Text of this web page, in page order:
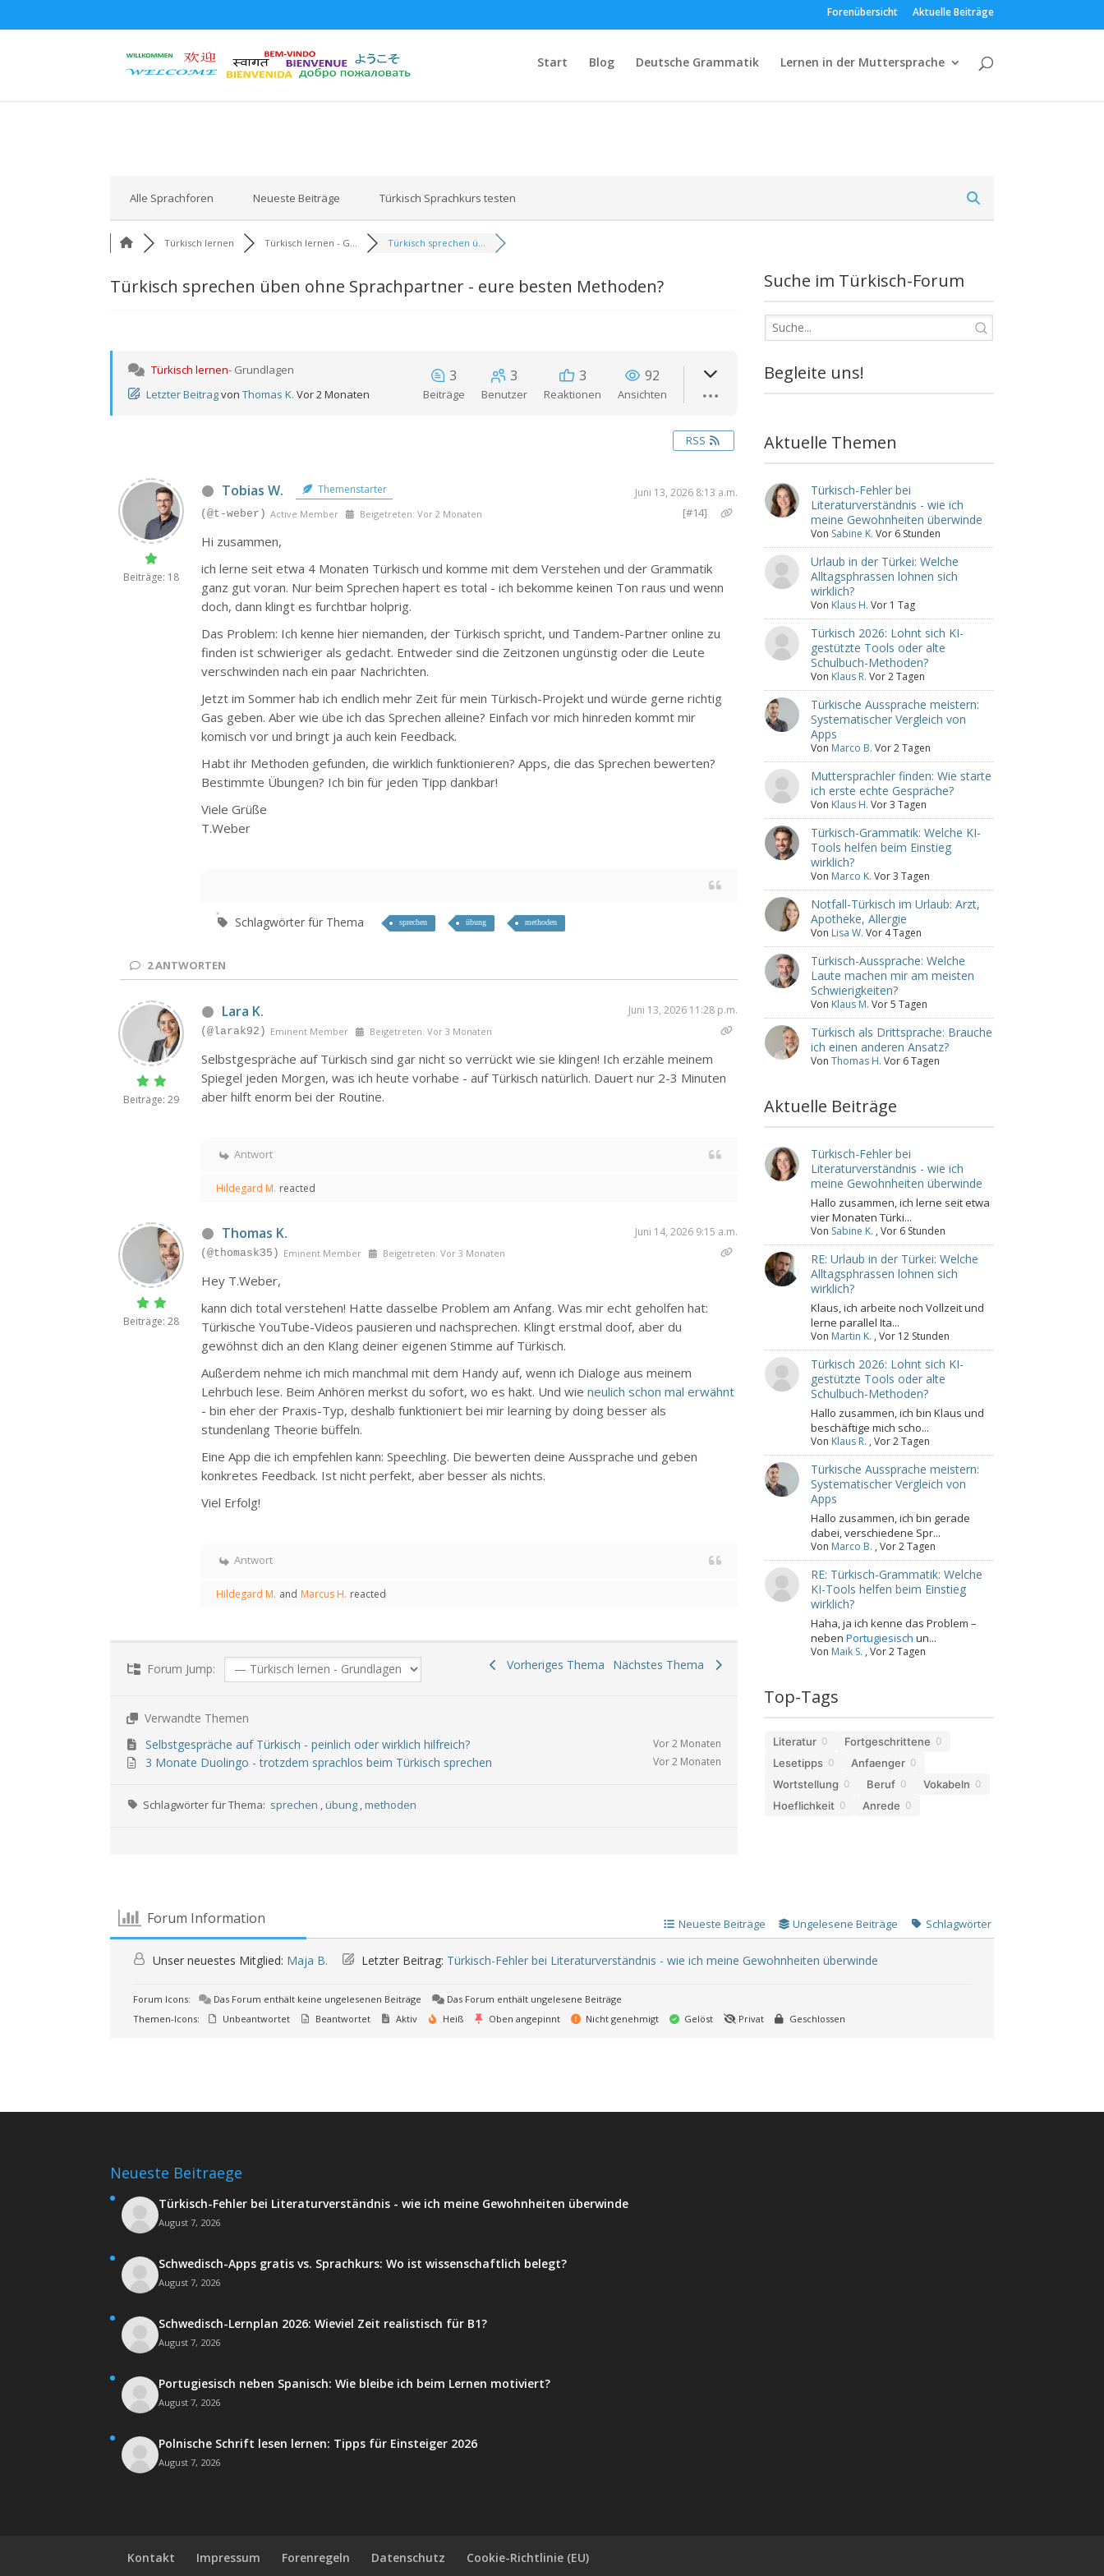
Forenübersicht Aktuelle Beiträge
Start Blog Deutsche Grammatik Lernen in der Muttersprache
Alle Sprachforen Neueste Beiträge Türkisch Sprachkurs testen
Türkisch lernen Türkisch lernen - G... Türkisch sprechen ü...
Türkisch sprechen üben ohne Sprachpartner - eure besten Methoden?
Türkisch lernen- Grundlagen
Letzter Beitragvon Thomas K. Vor 2 Monaten
3
Beiträge
3
Benutzer
3
Reaktionen
92
Ansichten
RSS
Beiträge: 18
Tobias W. Themenstarter Juni 13, 2026 8:13 a.m.
(@t-weber) Active Member Beigetreten: Vor 2 Monaten [#14]
Hi zusammen,
ich lerne seit etwa 4 Monaten Türkisch und komme mit dem Verstehen und der Grammatik
ganz gut voran. Nur beim Sprechen hapert es total - ich bekomme keinen Ton raus und wenn
doch, dann klingt es furchtbar holprig.
Das Problem: Ich kenne hier niemanden, der Türkisch spricht, und Tandem-Partner online zu
finden ist schwieriger als gedacht. Entweder sind die Zeitzonen ungünstig oder die Leute
verschwinden nach ein paar Nachrichten.
Jetzt im Sommer hab ich endlich mehr Zeit für mein Türkisch-Projekt und würde gerne richtig
Gas geben. Aber wie übe ich das Sprechen alleine? Einfach vor mich hinreden kommt mir
komisch vor und bringt ja auch kein Feedback.
Habt ihr Methoden gefunden, die wirklich funktionieren? Apps, die das Sprechen bewerten?
Bestimmte Übungen? Ich bin für jeden Tipp dankbar!
Viele Grüße
T.Weber
Schlagwörter für Thema sprechen übung methoden
2ANTWORTEN
Beiträge: 29
Lara K. Juni 13, 2026 11:28 p.m.
(@larak92) Eminent Member Beigetreten: Vor 3 Monaten
Selbstgespräche auf Türkisch sind gar nicht so verrückt wie sie klingen! Ich erzähle meinem
Spiegel jeden Morgen, was ich heute vorhabe - auf Türkisch natürlich. Dauert nur 2-3 Minuten
aber hilft enorm bei der Routine.
Antwort
Hildegard M. reacted
Beiträge: 28
Thomas K. Juni 14, 2026 9:15 a.m.
(@thomask35) Eminent Member Beigetreten: Vor 3 Monaten
Hey T.Weber,
kann dich total verstehen! Hatte dasselbe Problem am Anfang. Was mir echt geholfen hat:
Türkische YouTube-Videos pausieren und nachsprechen. Klingt erstmal doof, aber du
gewöhnst dich an den Klang deiner eigenen Stimme auf Türkisch.
Außerdem nehme ich mich manchmal mit dem Handy auf, wenn ich Dialoge aus meinem
Lehrbuch lese. Beim Anhören merkst du sofort, wo es hakt. Und wieneulich schon mal erwähnt
- bin eher der Praxis-Typ, deshalb funktioniert bei mir learning by doing besser als
stundenlang Theorie büffeln.
Eine App die ich empfehlen kann: Speechling. Die bewerten deine Aussprache und geben
konkretes Feedback. Ist nicht perfekt, aber besser als nichts.
Viel Erfolg!
Antwort
Hildegard M. and Marcus H. reacted
Forum Jump: Vorheriges Thema Nächstes Thema
Verwandte Themen
Selbstgespräche auf Türkisch - peinlich oder wirklich hilfreich?
Vor 2 Monaten
3 Monate Duolingo - trotzdem sprachlos beim Türkisch sprechen Vor 2 Monaten
Schlagwörter für Thema: sprechen ,übung ,methoden
Suche im Türkisch-Forum
Begleite uns!
Aktuelle Themen
Türkisch-Fehler bei
Literaturverständnis - wie ich
meine Gewohnheiten überwinde
Von Sabine K. Vor 6 Stunden
Urlaub in der Türkei: Welche
Alltagsphrassen lohnen sich
wirklich?
Von Klaus H. Vor 1 Tag
Türkisch 2026: Lohnt sich KI-
gestützte Tools oder alte
Schulbuch-Methoden?
Von Klaus R. Vor 2 Tagen
Türkische Aussprache meistern:
Systematischer Vergleich von
Apps
Von Marco B. Vor 2 Tagen
Muttersprachler finden: Wie starte
ich erste echte Gespräche?
Von Klaus H. Vor 3 Tagen
Türkisch-Grammatik: Welche KI-
Tools helfen beim Einstieg
wirklich?
Von Marco K. Vor 3 Tagen
Notfall-Türkisch im Urlaub: Arzt,
Apotheke, Allergie
Von Lisa W. Vor 4 Tagen
Türkisch-Aussprache: Welche
Laute machen mir am meisten
Schwierigkeiten?
Von Klaus M. Vor 5 Tagen
Türkisch als Drittsprache: Brauche
ich einen anderen Ansatz?
Von Thomas H. Vor 6 Tagen
Aktuelle Beiträge
Türkisch-Fehler bei
Literaturverständnis - wie ich
meine Gewohnheiten überwinde
Hallo zusammen, ich lerne seit etwa
vier Monaten Türki...
Von Sabine K. , Vor 6 Stunden
RE: Urlaub in der Türkei: Welche
Alltagsphrassen lohnen sich
wirklich?
Klaus, ich arbeite noch Vollzeit und
lerne parallel Ita...
Von Martin K. , Vor 12 Stunden
Türkisch 2026: Lohnt sich KI-
gestützte Tools oder alte
Schulbuch-Methoden?
Hallo zusammen, ich bin Klaus und
beschäftige mich scho...
Von Klaus R. , Vor 2 Tagen
Türkische Aussprache meistern:
Systematischer Vergleich von
Apps
Hallo zusammen, ich bin gerade
dabei, verschiedene Spr...
Von Marco B. , Vor 2 Tagen
RE: Türkisch-Grammatik: Welche
KI-Tools helfen beim Einstieg
wirklich?
Haha, ja ich kenne das Problem –
neben Portugiesisch un...
Von Maik S. , Vor 2 Tagen
Top-Tags
Literatur 0 Fortgeschrittene 0
Lesetipps 0 Anfaenger 0
Wortstellung 0 Beruf 0 Vokabeln 0
Hoeflichkeit 0 Anrede 0
Forum Information Neueste Beiträge Ungelesene Beiträge Schlagwörter
Unser neuestes Mitglied: Maja B. Letzter Beitrag: Türkisch-Fehler bei Literaturverständnis - wie ich meine Gewohnheiten überwinde
Forum Icons: Das Forum enthält keine ungelesenen Beiträge
Das Forum enthält ungelesene Beiträge
Themen-Icons:
Unbeantwortet Beantwortet Aktiv Heiß Oben angepinnt Nicht genehmigt Gelöst Privat Geschlossen
Neueste Beitraege
Türkisch-Fehler bei Literaturverständnis - wie ich meine Gewohnheiten überwinde
August 7, 2026
Schwedisch-Apps gratis vs. Sprachkurs: Wo ist wissenschaftlich belegt?
August 7, 2026
Schwedisch-Lernplan 2026: Wieviel Zeit realistisch für B1?
August 7, 2026
Portugiesisch neben Spanisch: Wie bleibe ich beim Lernen motiviert?
August 7, 2026
Polnische Schrift lesen lernen: Tipps für Einsteiger 2026
August 7, 2026
Kontakt Impressum Forenregeln Datenschutz Cookie-Richtlinie (EU)